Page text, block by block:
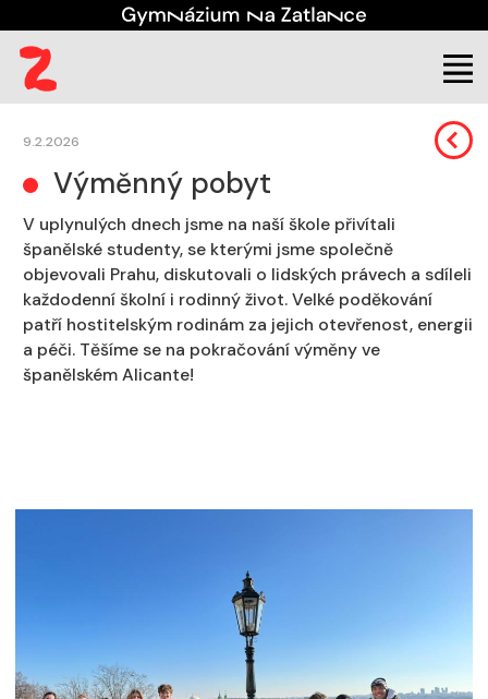
Aktuality
9.2.2026
Výměnný pobyt
V uplynulých dnech jsme na naší škole přivítali
španělské studenty, se kterými jsme společně
objevovali Prahu, diskutovali o lidských právech a sdíleli
každodenní školní i rodinný život. Velké poděkování
patří hostitelským rodinám za jejich otevřenost, energii
a péči. Těšíme se na pokračování výměny ve
španělském Alicante!